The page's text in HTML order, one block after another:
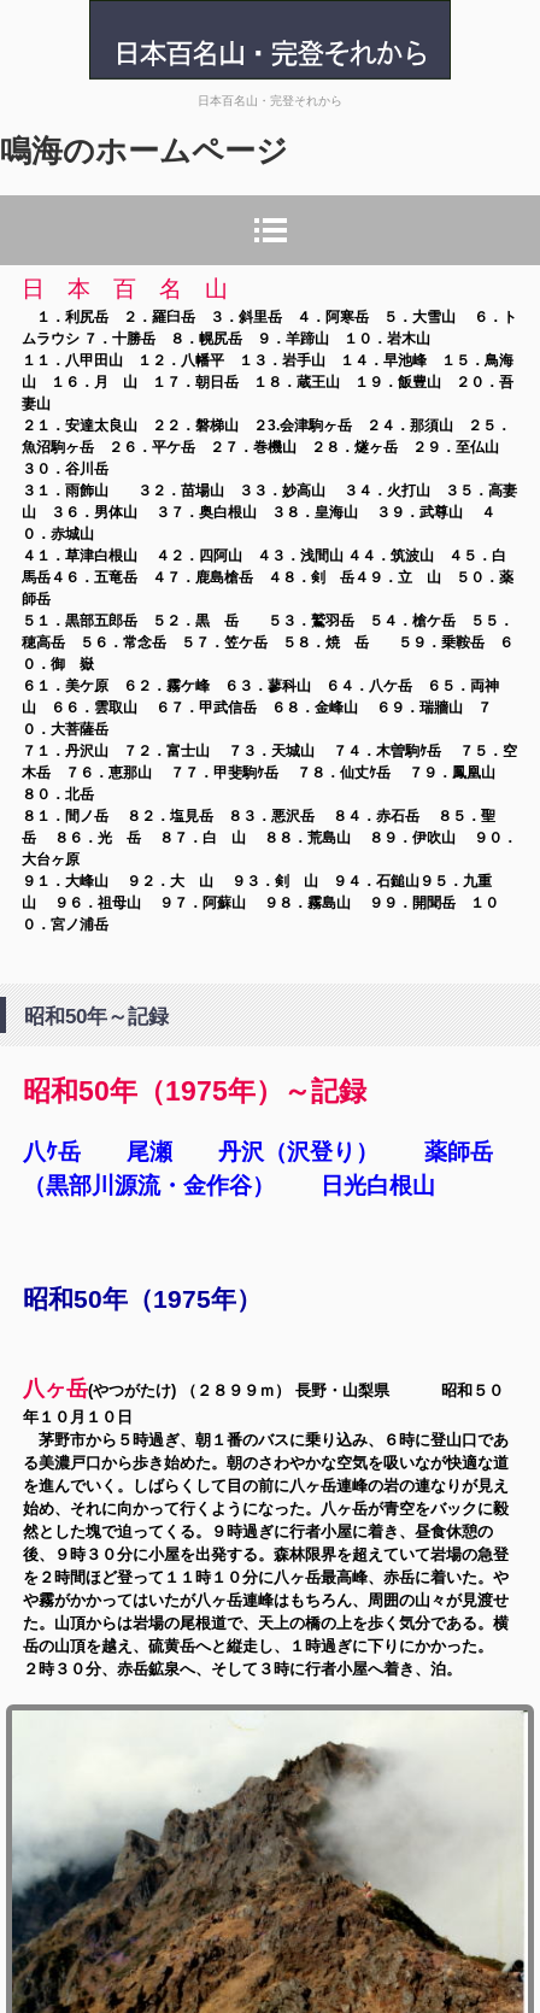
鳴海のホームページ
日本百名山・完登それから
鳴海のホームページ
日 本 百 名 山
１．利尻岳 ２．羅臼岳 ３．斜里岳 ４．阿寒岳 ５．大雪山 ６．ト
ムラウシ ７．十勝岳 ８．幌尻岳 ９．羊蹄山 １０．岩木山
１１．八甲田山
１２．八幡平 １３．岩手山 １４．早池峰 １５．鳥海
山 １６．月 山 １７．朝日岳 １８．蔵王山 １９．飯豊山 ２０．吾
妻山
２１．安達太良山
２２．磐梯山 ２3.会津駒ヶ岳
２４．那須山 ２５．
魚沼駒ヶ岳 ２６．平ケ岳 ２７．巻機山 ２８．燧ヶ岳 ２９．至仏山
３０．谷川岳
３１．雨飾山 ３２．苗場山 ３３．妙高山 ３４．火打山 ３５．高妻
山
３６．男体山 ３７．奥白根山 ３８．皇海山 ３９．武尊山 ４
０．赤城山
４１．草津白根山 ４２．四阿山 ４３．浅間山 ４４．筑波山 ４５．白
馬岳４６．五竜岳 ４７．鹿島槍岳
４８．剣 岳４９．立 山 ５０．薬
師岳
５１．黒部五郎岳 ５２．黒 岳 ５３．鷲羽岳 ５４．槍ケ岳 ５５．
穂高岳 ５６．常念岳 ５７．笠ケ岳 ５８．焼 岳 ５９．乗鞍岳
６
０．御 嶽
６１．美ケ原 ６２．霧ケ峰 ６３．蓼科山 ６４．八ケ岳 ６５．両神
山 ６６．雲取山 ６７．甲武信岳 ６８．金峰山 ６９．瑞牆山 ７
０．大菩薩岳
７１．丹沢山
７２．富士山 ７３．天城山 ７４．木曽駒ｹ岳 ７５．空
木岳 ７６．恵那山 ７７．甲斐駒ｹ岳 ７８．仙丈ｹ岳 ７９．鳳凰山
８０．北岳
８１．間ノ岳 ８２．塩見岳
８３．悪沢岳 ８４．赤石岳 ８５．聖
岳 ８６．光 岳 ８７．白 山 ８８．荒島山 ８９．伊吹山 ９０．
大台ヶ原
９１．大峰山 ９２．大 山 ９３．剣 山
９４．石鎚山９５．九重
山 ９６．祖母山 ９７．阿蘇山 ９８．霧島山 ９９．開聞岳 １０
０．宮ノ浦岳
昭和50年～記録
昭和50年（1975年）～記録
八ｹ岳 尾瀬 丹沢（沢登り） 薬師岳
（黒部川源流・金作谷） 日光白根山
昭和50年（1975年）
八ヶ岳(やつがたけ) （２８９９ｍ） 長野・山梨県 昭和５０
年１０月１０日
茅野市から５時過ぎ、朝１番のバスに乗り込み、６時に登山口であ
る美濃戸口から歩き始めた。朝のさわやかな空気を吸いなが快適な道
を進んでいく。しばらくして目の前に八ヶ岳連峰の岩の連なりが見え
始め、それに向かって行くようになった。八ヶ岳が青空をバックに毅
然とした塊で迫ってくる。９時過ぎに行者小屋に着き、昼食休憩の
後、９時３０分に小屋を出発する。森林限界を超えていて岩場の急登
を２時間ほど登って１１時１０分に八ヶ岳最高峰、赤岳に着いた。や
や霧がかかってはいたが八ヶ岳連峰はもちろん、周囲の山々が見渡せ
た。山頂からは岩場の尾根道で、天上の橋の上を歩く気分である。横
岳の山頂を越え、硫黄岳へと縦走し、１時過ぎに下りにかかった。
２時３０分、赤岳鉱泉へ、そして３時に行者小屋へ着き、泊。